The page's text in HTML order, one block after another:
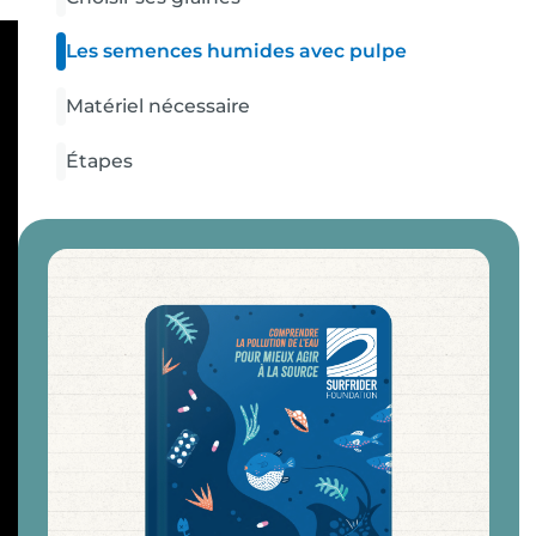
Les semences humides avec pulpe
Matériel nécessaire
Étapes